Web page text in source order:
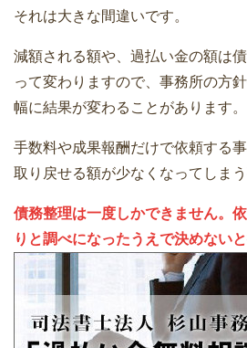
それは大きな間違いです。
減額される額や、過払い金の額は
って変わりますので、事務所の方
幅に結果が変わることがあります。
手数料や成果報酬だけで依頼する
取り戻せる額が少なくなってしまう
債務整理は一度しかできません。
りと調べになったうえで決めない